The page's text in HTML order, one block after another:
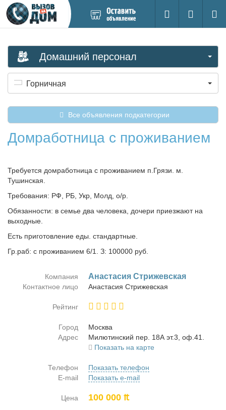
новое
Поиск
Вход на
Домашний персонал
Горничная
Все объявления подкатегории
Домработница с проживанием
Требуется домработница с проживанием п.Грязи. м.
Тушинская.
Требования: РФ, РБ, Укр, Молд, о/р.
Обязанности: в семье два человека, дочери приезжают на
выходные.
Есть приготовление еды. стандартные.
Гр.раб: с проживанием 6/1. З: 100000 руб.
Компания Ана­ста­сия Стри­жев­ская
Контактное лицо Ана­ста­сия Стри­жев­ская
Рейтинг
Город
Москва
Адрес
Ми­лю­тин­ский пер. 18А эт.3, оф.41.
Показать на карте
Телефон
Показать телефон
E-mail
Показать e-mail
Цена 100 000 ₶